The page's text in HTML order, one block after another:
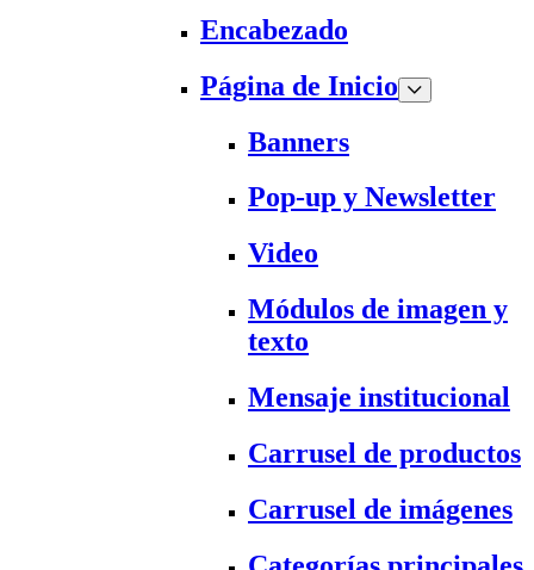
Encabezado
Página de Inicio
Banners
Pop-up y Newsletter
Video
Módulos de imagen y
texto
Mensaje institucional
Carrusel de productos
Carrusel de imágenes